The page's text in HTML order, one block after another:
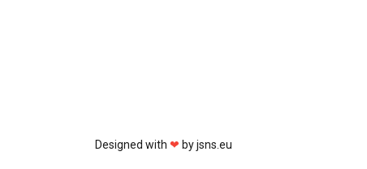
Designed with ❤ byjsns.eu